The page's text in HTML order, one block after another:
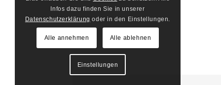
Infos dazu finden Sie in unserer
Datenschutzerklärung oder in den Einstellungen.
Alle annehmen Alle ablehnen
Einstellungen